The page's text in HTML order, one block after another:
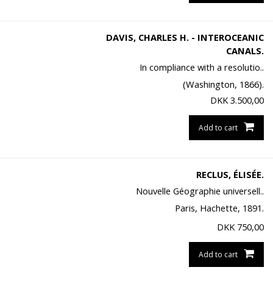
DAVIS, CHARLES H. - INTEROCEANIC
CANALS.
In compliance with a resolutio..
(Washington, 1866).
DKK 3.500,00
Add to cart
RECLUS, ÉLISÉE.
Nouvelle Géographie universell..
Paris, Hachette, 1891.
DKK 750,00
Add to cart